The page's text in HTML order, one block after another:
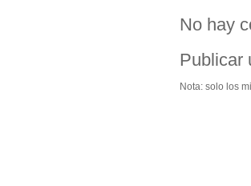
No hay
Publicar
Nota: solo los